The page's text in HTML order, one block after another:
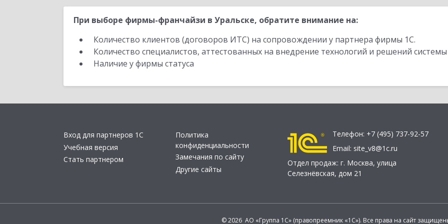
При выборе фирмы-франчайзи в Уральске, обратите внимание на:
Количество клиентов (договоров ИТС) на сопровождении у партнера фирмы 1С.
Количество специалистов, аттестованных на внедрение технологий и решений
Наличие у фирмы статуса
Вход для партнеров 1С
Учебная версия
Стать партнером
Политика
конфиденциальности
Замечания по сайту
Другие сайты
Телефон: +7 (495) 737-92-57
Email: site_v8@1c.ru
Отдел продаж: г. Москва, улица
Селезнёвская, дом 21
© 2026 АО «Группа 1С» (правопреемник «1С»). Все права на сайт